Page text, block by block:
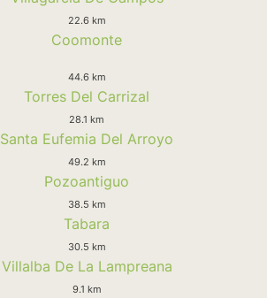
22.6 km
Coomonte
44.6 km
Torres Del Carrizal
28.1 km
Santa Eufemia Del Arroyo
49.2 km
Pozoantiguo
38.5 km
Tabara
30.5 km
Villalba De La Lampreana
9.1 km